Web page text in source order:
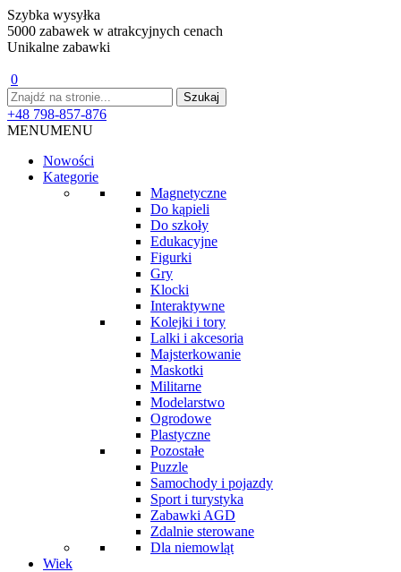
Szybka wysyłka
5000 zabawek w atrakcyjnych cenach
Unikalne zabawki
0
+48 798-857-876
MENUMENU
Nowości
Kategorie
Magnetyczne
Do kąpieli
Do szkoły
Edukacyjne
Figurki
Gry
Klocki
Interaktywne
Kolejki i tory
Lalki i akcesoria
Majsterkowanie
Maskotki
Militarne
Modelarstwo
Ogrodowe
Plastyczne
Pozostałe
Puzzle
Samochody i pojazdy
Sport i turystyka
Zabawki AGD
Zdalnie sterowane
Dla niemowląt
Wiek